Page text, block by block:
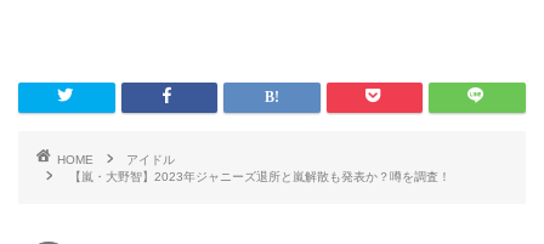
HOME
アイドル
【嵐・大野智】2023年ジャニーズ退所と嵐解散も発表か？噂を調査！